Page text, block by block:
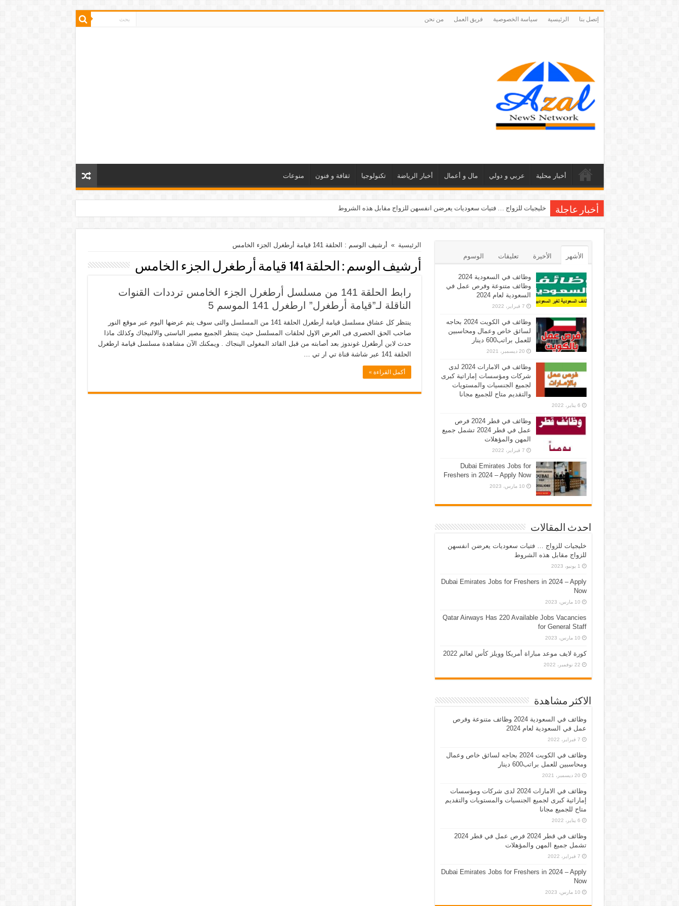
إتصل بنا الرئيسية سياسة الخصوصية فريق العمل من نحن
أخبار محلية عربي و دولي مال و أعمال أخبار الرياضة تكنولوجيا ثقافة و فنون منوعات
أخبار عاجلة خليجيات للزواج … فتيات سعوديات يعرضن انفسهن للزواج مقابل هذه الشروط
الرئيسية » أرشيف الوسم : الحلقة 141 قيامة أرطغرل الجزء الخامس
أرشيف الوسم : الحلقة 141 قيامة أرطغرل الجزء الخامس
رابط الحلقة 141 من مسلسل أرطغرل الجزء الخامس ترددات القنوات
الناقلة لـ”قيامة أرطغرل” ارطغرل 141 الموسم 5
ينتظر كل عشاق مسلسل قيامة أرطغرل الحلقة 141 من المسلسل والتى سوف يتم عرضها اليوم عبر موقع النور
صاحب الحق الحصرى فى العرض الاول لحلقات المسلسل حيث ينتظر الجميع مصير الباستى والالنيجاك وكذلك ماذا
حدث لابن أرطغرل غوندوز بعد أصابته من قبل القائد المغولى الينجاك . ويمكنك الآن مشاهدة مسلسل قيامة ارطغرل
الحلقة 141 عبر شاشة قناة تي ار تي …
أكمل القراءة »
الأشهر الأخيرة تعليقات الوسوم
وظائف في السعودية 2024
وظائف متنوعة وفرص عمل في
السعودية لعام 2024
7 فبراير، 2022
وظائف في الكويت 2024 بحاجه
لسائق خاص وعمال ومحاسبين
للعمل براتب600 دينار
20 ديسمبر، 2021
وظائف في الامارات 2024 لدى
شركات ومؤسسات إماراتية كبرى
لجميع الجنسيات والمستويات
والتقديم متاح للجميع مجانا
6 يناير، 2022
وظائف في قطر 2024 فرص
عمل في قطر 2024 تشمل جميع
المهن والمؤهلات
7 فبراير، 2022
Dubai Emirates Jobs for
Freshers in 2024 – Apply Now
10 مارس، 2023
احدث المقالات
خليجيات للزواج … فتيات سعوديات يعرضن انفسهن
للزواج مقابل هذه الشروط
1 يونيو، 2023
Dubai Emirates Jobs for Freshers in 2024 – Apply
Now
10 مارس، 2023
Qatar Airways Has 220 Available Jobs Vacancies
for General Staff
10 مارس، 2023
كورة لايف موعد مباراة أمريكا وويلز كأس لعالم 2022
22 نوفمبر، 2022
الاكثر مشاهدة
وظائف في السعودية 2024 وظائف متنوعة وفرص
عمل في السعودية لعام 2024
7 فبراير، 2022
وظائف في الكويت 2024 بحاجه لسائق خاص وعمال
ومحاسبين للعمل براتب600 دينار
20 ديسمبر، 2021
وظائف في الامارات 2024 لدى شركات ومؤسسات
إماراتية كبرى لجميع الجنسيات والمستويات والتقديم
متاح للجميع مجانا
6 يناير، 2022
وظائف في قطر 2024 فرص عمل في قطر 2024
تشمل جميع المهن والمؤهلات
7 فبراير، 2022
Dubai Emirates Jobs for Freshers in 2024 – Apply
Now
10 مارس، 2023